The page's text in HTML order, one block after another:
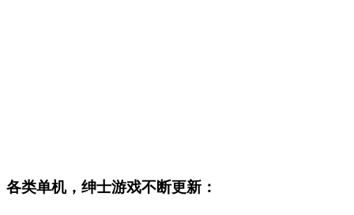
各类单机，绅士游戏不断更新：